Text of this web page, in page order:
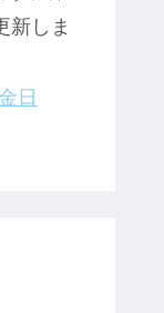
新しま
日